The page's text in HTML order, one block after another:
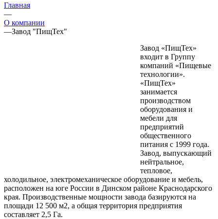
Главная
—
О компании
—Завод "ПищТех"
Завод «ПищТех»
входит в Группу
компаний «Пищевые
технологии».
«ПищТех»
занимается
производством
оборудования и
мебели для
предприятий
общественного
питания с 1999 года.
Завод, выпускающий
нейтральное,
тепловое,
холодильное, электромеханическое оборудование и мебель,
расположен на юге России в Динском районе Краснодарского
края. Производственные мощности завода базируются на
площади 12 500 м2, а общая территория предприятия
составляет 2,5 Га.